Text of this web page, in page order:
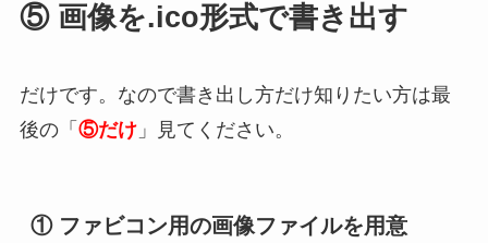
⑤ 画像を.ico形式で書き出す
だけです。なので書き出し方だけ知りたい方は最
後の「 ⑤だけ」見てください。
① ファビコン用の画像ファイルを用意